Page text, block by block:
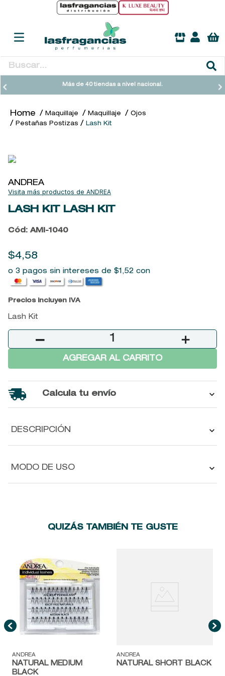
Buscar...
Más de 40 tiendas a nivel nacional.
Maquillaje Maquillaje
Ojos
Pestañas Postizas
Lash Kit
ANDREA
ANDREA
LASH KIT LASH KIT
Cód: AMI-1040
$4,58
o 3 pagos sin intereses de $1,52 con
Precios incluyen IVA
Lash Kit
＋
－
AGREGAR AL CARRITO
Calcula tu envío
DESCRIPCIÓN
MODO DE USO
QUIZÁS TAMBIÉN TE GUSTE
ANDREA
NATURAL MEDIUM
BLACK
ANDREA
NATURAL SHORT BLACK
TÉRMINOS MÁS BUSCADOS
2.
sol ipanema
4.
6.
ysl
7
kool beauty serum
retrinal
10. john frieda